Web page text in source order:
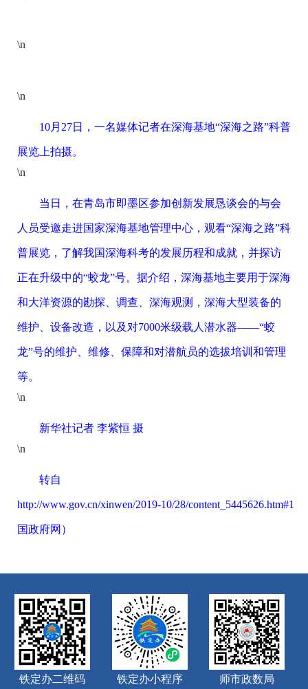
\n
\n
10月27日，一名媒体记者在深海基地“深海之路”科普
展览上拍摄。
\n
当日，在青岛市即墨区参加创新发展恳谈会的与会
人员受邀走进国家深海基地管理中心，观看“深海之路”科
普展览，了解我国深海科考的发展历程和成就，并探访
正在升级中的“蛟龙”号。据介绍，深海基地主要用于深海
和大洋资源的勘探、调查、深海观测，深海大型装备的
维护、设备改造，以及对7000米级载人潜水器——“蛟
龙”号的维护、维修、保障和对潜航员的选拔培训和管理
等。
\n
新华社记者 李紫恒 摄
\n
转自
http://www.gov.cn/xinwen/2019-10/28/content_5445626.htm#1
国政府网）
铁定办二维码 铁定办小程序 师市政数局